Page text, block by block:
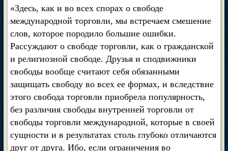
«Здесь, как и во всех спорах о свободе
международной торговли, мы встречаем смешение
слов, которое породило большие ошибки.
Рассуждают о свободе торговли, как о гражданской
и религиозной свободе. Друзья и сподвижники
свободы вообще считают себя обязанными
защищать свободу во всех ее формах, и вследствие
этого свобода торговли приобрела популярность,
без различия свободы внутренней торговли от
свободы торговли международной, которые в своей
сущности и в результатах столь глубоко отличаются
друг от друга. Ибо, если ограничения во